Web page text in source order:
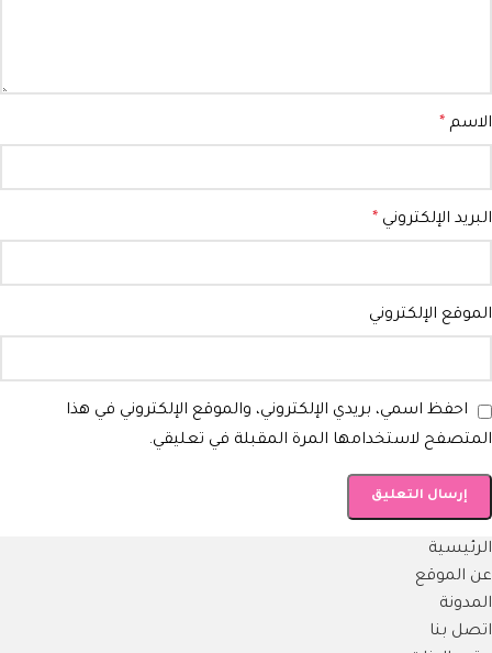
الاسم *
البريد الإلكتروني *
الموقع الإلكتروني
احفظ اسمي، بريدي الإلكتروني، والموقع الإلكتروني في هذا
المتصفح لاستخدامها المرة المقبلة في تعليقي.
الرئيسية
عن الموقع
المدونة
اتصل بنا